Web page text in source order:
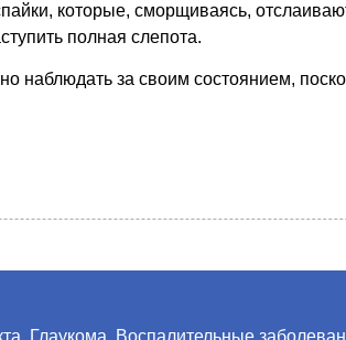
которые, сморщиваясь,
полная слепота.
наблюдать за своим состоянием,
Глаукома Воспалительные